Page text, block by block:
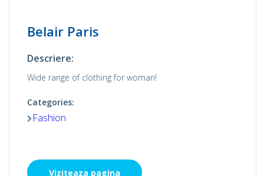
Belair Paris
Descriere:
Wide range of clothing for woman!
Categories:
Fashion
Viziteaza pagina